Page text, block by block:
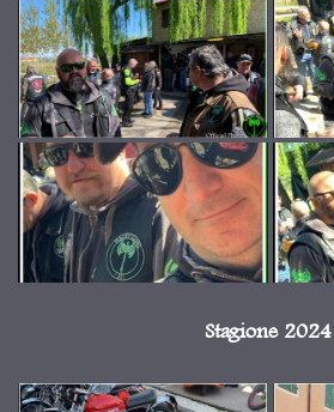
Stagione 2024